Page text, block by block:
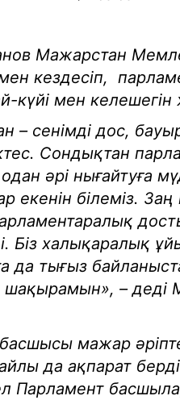
Мажарстан
кездесіп,
күйі мен
– сенімді дос,
Сондықтан
әрі нығайтуға
екенін білеміз.
Біз халықаралық
да тығыз
шақырамын», – деді
мажар
да ақпарат
Парламент